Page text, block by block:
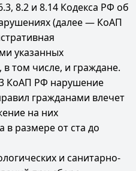
8.2 и 8.14 Кодекса РФ об
(далее — КоАП
указанных
том числе, и граждане.
КоАП РФ нарушение
гражданами влечет
на них
размере от ста до
и санитарно-